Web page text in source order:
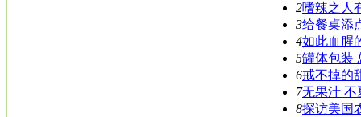
2嗜辣之人
3给餐桌
4如此血腥
5罐体包装
6戒不掉的
7无果汁 不
8探访美国